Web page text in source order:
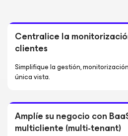
Centralice la
clientes
Simplifique la gestión,
única vista.
Amplíe su negocio con
multicliente (multi-tenant)